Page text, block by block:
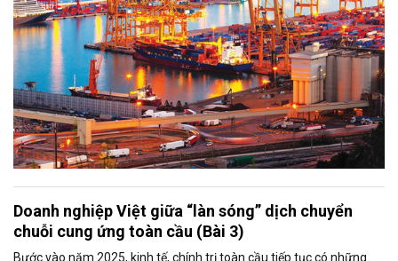
Doanh nghiệp Việt giữa “làn sóng” dịch chuyển
chuỗi cung ứng toàn cầu (Bài 3)
Bước vào năm 2025, kinh tế, chính trị toàn cầu tiếp tục có những